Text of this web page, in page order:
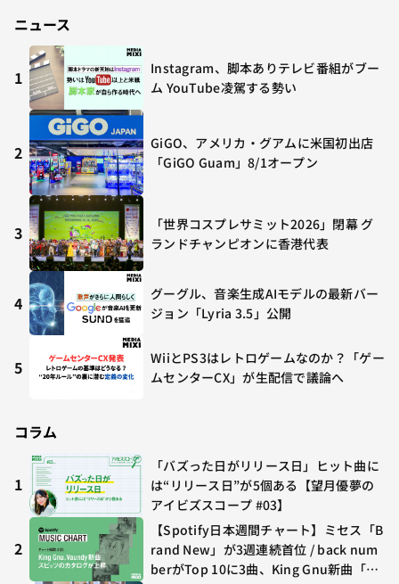
ニュース
1
Instagram、脚本ありテレビ番組がブー
ム YouTube凌駕する勢い
2
GiGO、アメリカ・グアムに米国初出店
「GiGO Guam」8/1オープン
3
「世界コスプレサミット2026」閉幕 グ
ランドチャンピオンに香港代表
4
グーグル、音楽生成AIモデルの最新バー
ジョン「Lyria 3.5」公開
5
WiiとPS3はレトロゲームなのか？「ゲー
ムセンターCX」が生配信で議論へ
コラム
1
「バズった日がリリース日」ヒット曲に
は“リリース日”が5個ある【望月優夢の
アイビズスコープ #03】
2
【Spotify日本週間チャート】ミセス「B
rand New」が3週連続首位 / back num
berがTop 10に3曲、King Gnu新曲「G